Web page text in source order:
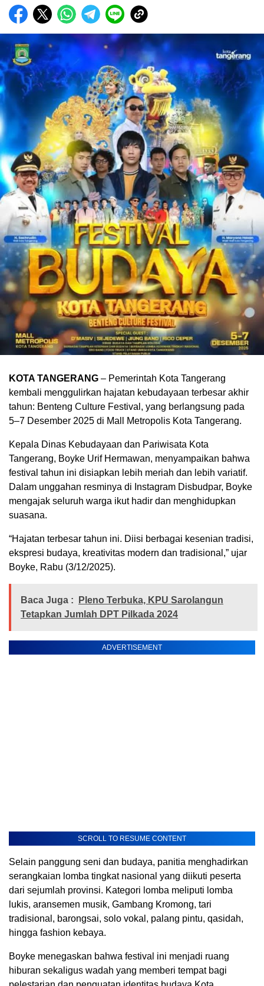
KOTA TANGERANG – Pemerintah Kota Tangerang
kembali menggulirkan hajatan kebudayaan terbesar akhir
tahun: Benteng Culture Festival, yang berlangsung pada
5–7 Desember 2025 di Mall Metropolis Kota Tangerang.
Kepala Dinas Kebudayaan dan Pariwisata Kota
Tangerang, Boyke Urif Hermawan, menyampaikan bahwa
festival tahun ini disiapkan lebih meriah dan lebih variatif.
Dalam unggahan resminya di Instagram Disbudpar, Boyke
mengajak seluruh warga ikut hadir dan menghidupkan
suasana.
“Hajatan terbesar tahun ini. Diisi berbagai kesenian tradisi,
ekspresi budaya, kreativitas modern dan tradisional,” ujar
Boyke, Rabu (3/12/2025).
Baca Juga :
Pleno Terbuka, KPU Sarolangun
Tetapkan Jumlah DPT Pilkada 2024
ADVERTISEMENT
SCROLL TO RESUME CONTENT
Selain panggung seni dan budaya, panitia menghadirkan
serangkaian lomba tingkat nasional yang diikuti peserta
dari sejumlah provinsi. Kategori lomba meliputi lomba
lukis, aransemen musik, Gambang Kromong, tari
tradisional, barongsai, solo vokal, palang pintu, qasidah,
hingga fashion kebaya.
Boyke menegaskan bahwa festival ini menjadi ruang
hiburan sekaligus wadah yang memberi tempat bagi